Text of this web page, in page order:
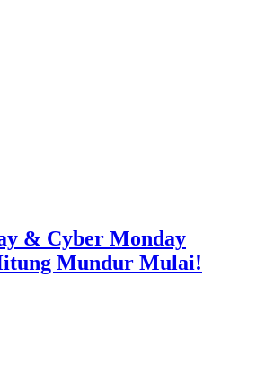
& Cyber ​​Monday
Mundur Mulai!